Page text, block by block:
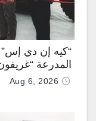
“كيه إن دي إس”
المدرعة “غريفون” رقم 1000
Aug 6, 2026